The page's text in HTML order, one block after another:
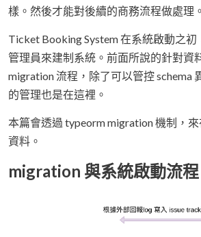
樣。然後才能對後續的商務流程做處理。
Ticket Booking System 在系統啟動之
管理員來建制系統。前面所說的針對資
migration 流程，除了可以管控 schema
的管理也是在這裡。
本篇會透過 typeorm migration 機制，
資料。
migration 與系統啟動流程